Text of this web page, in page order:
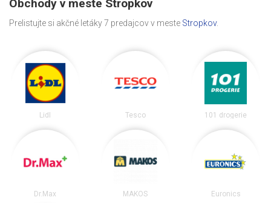
Obchody v meste Stropkov
Prelistujte si akčné letáky 7 predajcov v meste Stropkov.
Lidl Tesco 101 drogerie
Dr.Max MAKOS Euronics